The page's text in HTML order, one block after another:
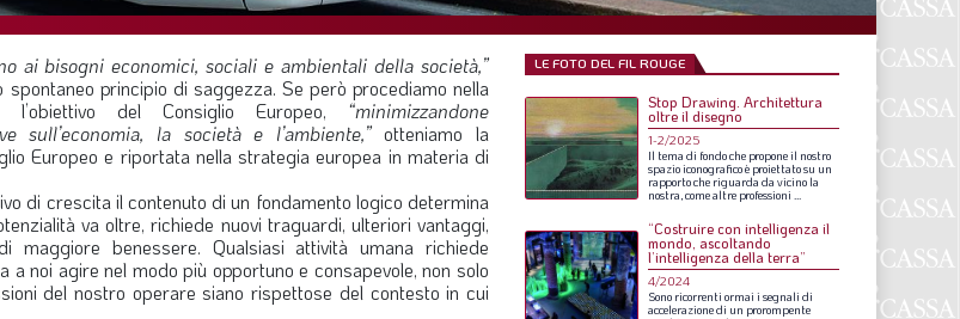
ai bisogni economici, sociali e ambientali della società,”
principio di saggezza. Se però procediamo nella
del Consiglio Europeo, “minimizzandone
sull’economia, la società e l’ambiente,”otteniamo la
Europeo e riportata nella strategia europea in materia di
di crescita il contenuto di un fondamento logico determina
va oltre, richiede nuovi traguardi, ulteriori vantaggi,
benessere. Qualsiasi attività umana richiede
noi agire nel modo più opportuno e consapevole, non solo
del nostro operare siano rispettose del contesto in cui
LE FOTO DEL FIL ROUGE
Stop Drawing. Architettura
oltre il disegno
1-2/2025
Il tema di fondoche proponeil nostro
spazioiconograficoè proiettatosu un
rapportoche riguarda da vicino la
nostra, comealtre professioni
“Costruire con intelligenza il
mondo, ascoltando
l’intelligenza della terra”
4/2024
Sono ricorrenti ormai i segnali di
accelerazionedi un prorompente